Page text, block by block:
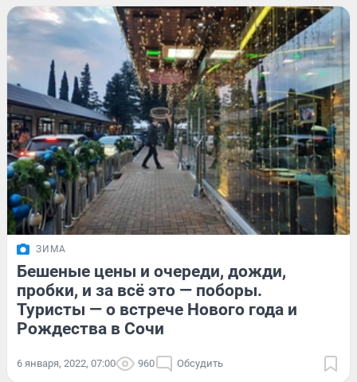
ЗИМА
Бешеные цены и очереди, дожди,
пробки, и за всё это — поборы.
Туристы — о встрече Нового года и
Рождества в Сочи
6 января, 2022, 07:00 960 Обсудить